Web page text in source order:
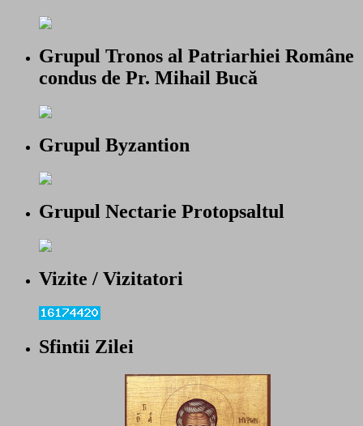
Grupul Tronos al Patriarhiei Române
condus de Pr. Mihail Bucă
Grupul Byzantion
Grupul Nectarie Protopsaltul
Vizite / Vizitatori
Sfintii Zilei